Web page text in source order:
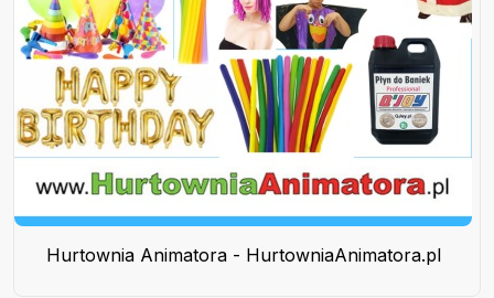
Hurtownia Animatora - HurtowniaAnimatora.pl